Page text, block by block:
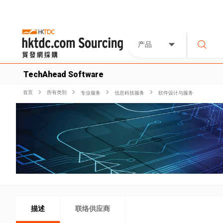
产品
TechAhead Software
首页 所有类別 专业服务 信息科技服务 软件设计与服务
描述 联络供应商